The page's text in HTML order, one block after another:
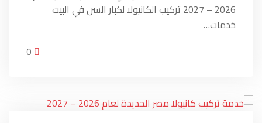
2026 – 2027 تركيب الكانيولا لكبار السن في البيت
خدمات…